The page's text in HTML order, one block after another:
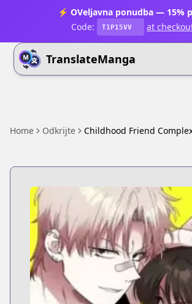
⚡ OVeljavna ponudba — 15%
Code:
T1P15VV at
TranslateManga
Home Odkrijte Childhood Friend